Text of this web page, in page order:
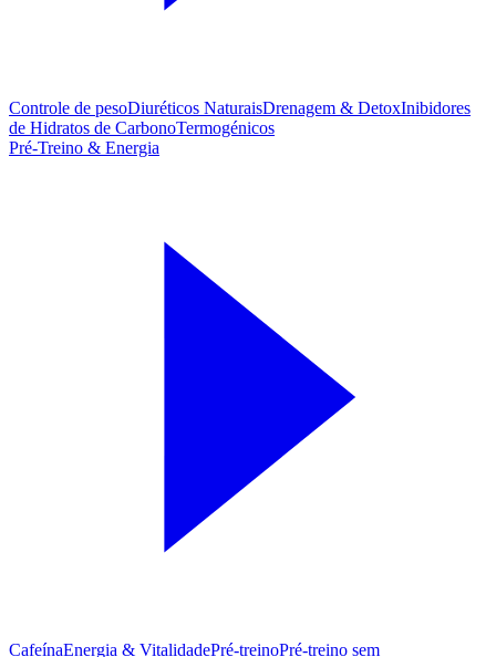
Controle de pesoDiuréticos NaturaisDrenagem & DetoxInibidores
de Hidratos de CarbonoTermogénicos
Pré-Treino & Energia
CafeínaEnergia & VitalidadePré-treinoPré‑treino sem